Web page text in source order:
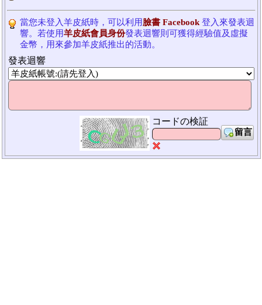
當您未登入羊皮紙時，可以利用臉書 Facebook 登入來發表迴
響。若使用羊皮紙會員身份發表迴響則可獲得經驗值及虛擬
金幣，用來參加羊皮紙推出的活動。
發表迴響
コードの検証
留言